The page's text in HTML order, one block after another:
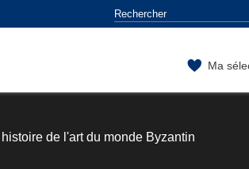
Ma
de l'art du monde Byzantin